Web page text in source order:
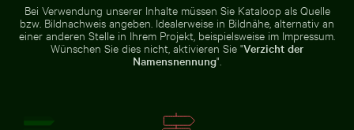
Schöne Sonnenuntergangswolken Pinke Lilie in prunkvollem
Goldrahmen
Schwalbenschwanz auf rosa Kleeblüte
Bei Verwendung unserer Inhalte müssen Sie Kataloop als Quelle
bzw. Bildnachweis angeben. Idealerweise in Bildnähe, alternativ an
einer anderen Stelle in Ihrem Projekt, beispielsweise im Impressum.
Wünschen Sie dies nicht, aktivieren Sie "Verzicht der
Namensnennung".